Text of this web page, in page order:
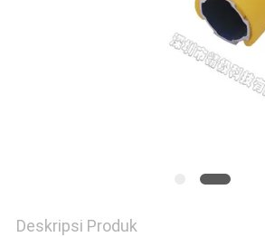
Deskripsi Produk